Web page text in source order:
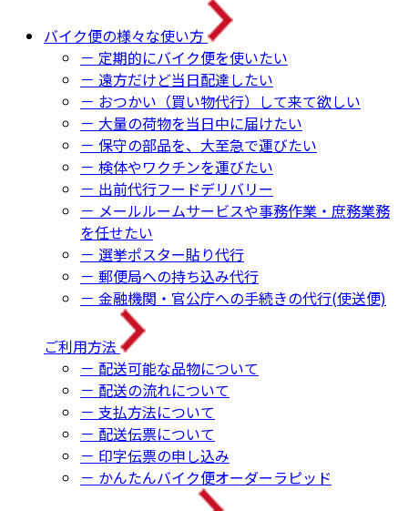
バイク便の様々な使い方
－ 定期的にバイク便を使いたい
－ 遠方だけど当日配達したい
－ おつかい（買い物代行）して来て欲しい
－ 大量の荷物を当日中に届けたい
－ 保守の部品を、大至急で運びたい
－ 検体やワクチンを運びたい
－ 出前代行フードデリバリー
－ メールルームサービスや事務作業・庶務業務
を任せたい
－ 選挙ポスター貼り代行
－ 郵便局への持ち込み代行
－ 金融機関・官公庁への手続きの代行(使送便)
ご利用方法
－ 配送可能な品物について
－ 配送の流れについて
－ 支払方法について
－ 配送伝票について
－ 印字伝票の申し込み
－ かんたんバイク便オーダーラピッド